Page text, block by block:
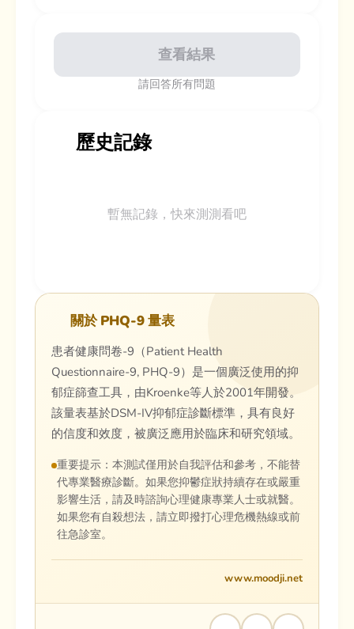
查看結果
請回答所有問題
歷史記錄
暫無記錄，快來測測看吧
關於 PHQ-9 量表
患者健康問卷-9（Patient Health
Questionnaire-9, PHQ-9）是一個廣泛使用的抑
郁症篩查工具，由Kroenke等人於2001年開發。
該量表基於DSM-IV抑郁症診斷標準，具有良好
的信度和效度，被廣泛應用於臨床和研究領域。
重要提示：本測試僅用於自我評估和參考，不能替
代專業醫療診斷。如果您抑鬱症狀持續存在或嚴重
影響生活，請及時諮詢心理健康專業人士或就醫。
如果您有自殺想法，請立即撥打心理危機熱線或前
往急診室。
www.moodji.net